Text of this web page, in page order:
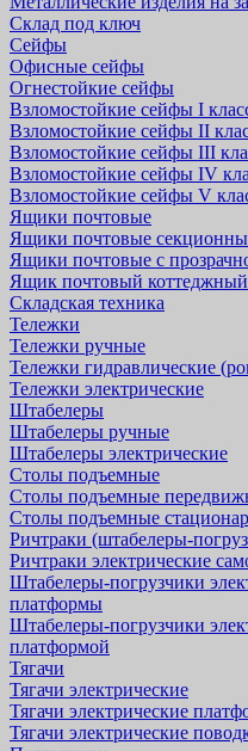
Склад под ключ
Сейфы
Офисные сейфы
Огнестойкие сейфы
Взломостойкие сейфы I
Взломостойкие сейфы II
Взломостойкие сейфы III
Взломостойкие сейфы IV
Взломостойкие сейфы V
Ящики почтовые
Ящики почтовые
Ящики почтовые с
Ящик почтовый коттеджный
Складская техника
Тележки
Тележки ручные
Тележки гидравлические
Тележки электрические
Штабелеры
Штабелеры ручные
Штабелеры электрические
Столы подъемные
Столы подъемные
Столы подъемные
Ричтраки (штабелеры-
Ричтраки электрические
Штабелеры-погрузчики
платформы
Штабелеры-погрузчики
платформой
Тягачи
Тягачи электрические
Тягачи электрические
Тягачи электрические